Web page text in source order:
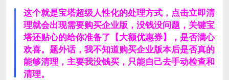
这个就是宝塔超级人性化的处理方式，点击立即清
理就会出现需要购买企业版，没钱没问题，关键宝
塔还贴心的给你准备了【大额优惠券】，是否满心
欢喜。题外话，我不知道购买企业版本后是否真的
能够清理，主要我没钱买，只能自己去手动检查和
清理。